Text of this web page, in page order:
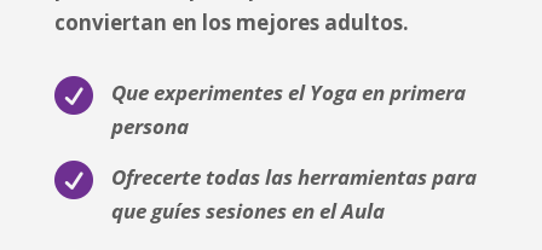
conviertan en los mejores adultos.

Que experimentes el Yoga en primera
persona

Ofrecerte todas las herramientas para
que guíes sesiones en el Aula